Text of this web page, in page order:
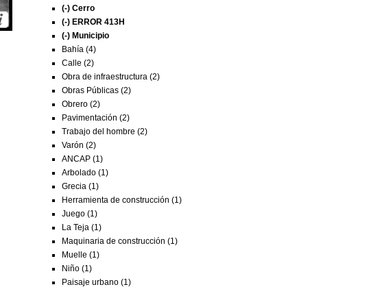
(-) Cerro
(-) ERROR 413H
(-) Municipio
Bahía (4)
Calle (2)
Obra de infraestructura (2)
Obras Públicas (2)
Obrero (2)
Pavimentación (2)
Trabajo del hombre (2)
Varón (2)
ANCAP (1)
Arbolado (1)
Grecia (1)
Herramienta de construcción (1)
Juego (1)
La Teja (1)
Maquinaria de construcción (1)
Muelle (1)
Niño (1)
Paisaje urbano (1)